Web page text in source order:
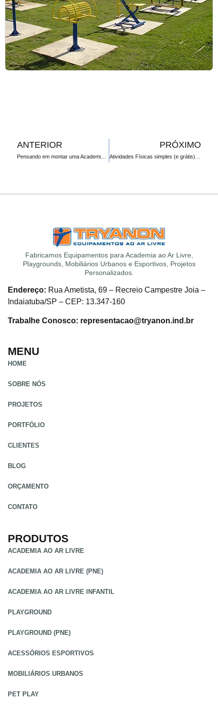
ANTERIOR PRÓXIMO
Fabricamos Equipamentos para Academia ao Ar Livre,
Playgrounds, Mobiliários Urbanos e Esportivos, Projetos
Personalizados.
Endereço: Rua Ametista, 69 – Recreio Campestre Joia –
Indaiatuba/SP – CEP: 13.347-160
Trabalhe Conosco: representacao@tryanon.ind.br
MENU
HOME
SOBRE NÓS
PROJETOS
PORTFÓLIO
CLIENTES
BLOG
ORÇAMENTO
CONTATO
PRODUTOS
ACADEMIA AO AR LIVRE
ACADEMIA AO AR LIVRE (PNE)
ACADEMIA AO AR LIVRE INFANTIL
PLAYGROUND
PLAYGROUND (PNE)
ACESSÓRIOS ESPORTIVOS
MOBILIÁRIOS URBANOS
PET PLAY